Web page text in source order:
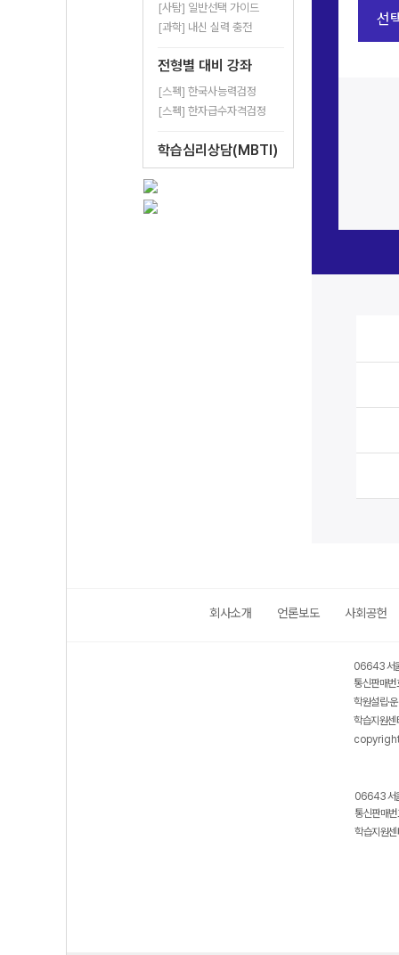
[사탐] 일반선택 가이드
[과학] 내신 실력 충전
전형별 대비 강좌
[스펙] 한국사능력검정
[스펙] 한자급수자격검정
학습심리상담(MBTI)
선
회사소개 언론보도 사회공헌
06643 서
통신판매
학원설립·
학습지원
06643 서
통신판매
학습지원